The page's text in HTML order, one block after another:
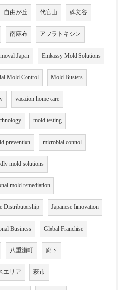
自由が丘 代官山 碑文谷
南麻布 アフラトキシン
Japan Embassy Mold Solutions
Mold Control Mold Busters
vacation home care
mold testing
prevention microbial control
mold solutions
mold remediation
Distributorship Japanese Innovation
Business Global Franchise
八重瀬町 廊下
エリア 萩市